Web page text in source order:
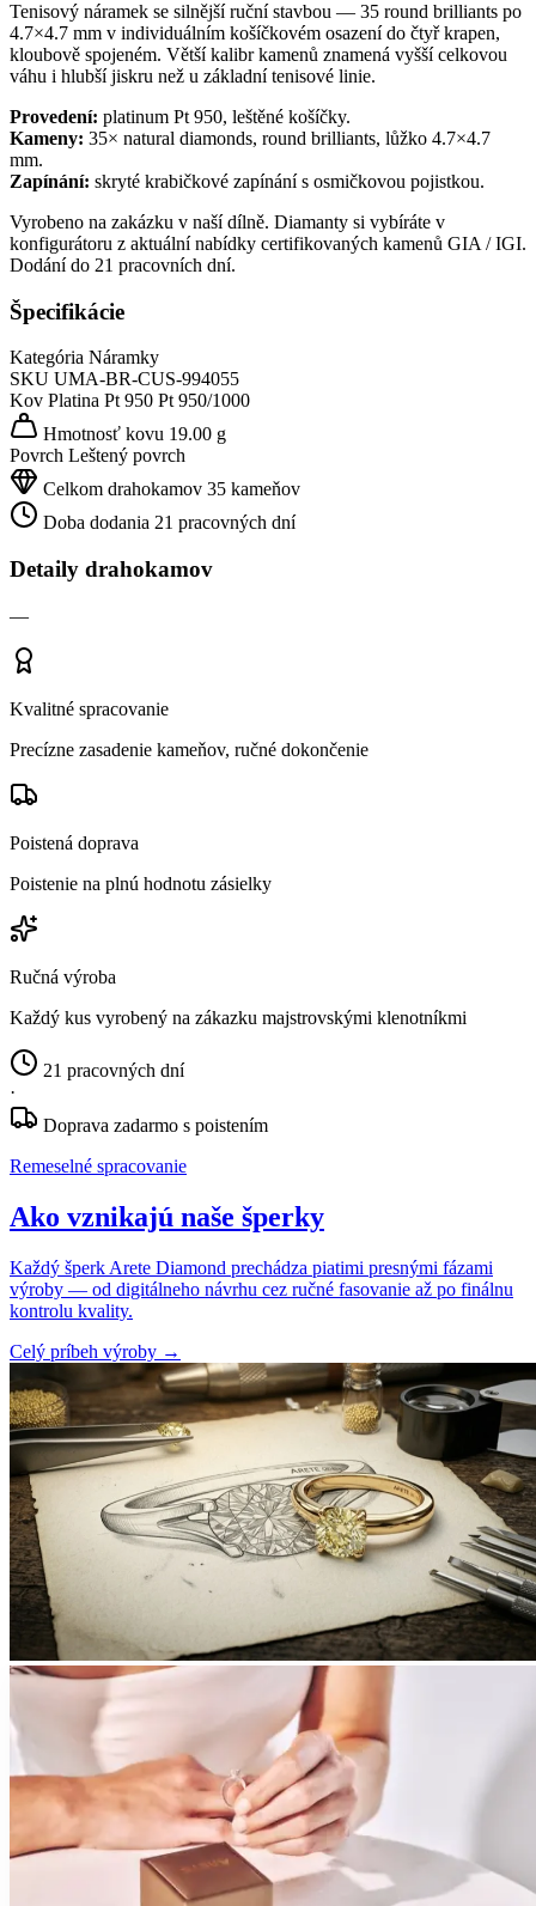
Tenisový náramek se silnější ruční stavbou — 35 round brilliants po
4.7×4.7 mm v individuálním košíčkovém osazení do čtyř krapen,
kloubově spojeném. Větší kalibr kamenů znamená vyšší celkovou
váhu i hlubší jiskru než u základní tenisové linie.
Provedení: platinum Pt 950, leštěné košíčky.
Kameny: 35× natural diamonds, round brilliants, lůžko 4.7×4.7
mm.
Zapínání: skryté krabičkové zapínání s osmičkovou pojistkou.
Vyrobeno na zakázku v naší dílně. Diamanty si vybíráte v
konfigurátoru z aktuální nabídky certifikovaných kamenů GIA / IGI.
Dodání do 21 pracovních dní.
Špecifikácie
Kategória Náramky
SKU UMA-BR-CUS-994055
Kov Platina Pt 950 Pt 950/1000
Hmotnosť kovu 19.00 g
Povrch Leštený povrch
Celkom drahokamov 35 kameňov
Doba dodania 21 pracovných dní
Detaily drahokamov
—
Kvalitné spracovanie
Precízne zasadenie kameňov, ručné dokončenie
Poistená doprava
Poistenie na plnú hodnotu zásielky
Ručná výroba
Každý kus vyrobený na zákazku majstrovskými klenotníkmi
21 pracovných dní
·
Doprava zadarmo s poistením
Remeselné spracovanie
Ako vznikajú naše šperky
Každý šperk Arete Diamond prechádza piatimi presnými fázami
výroby — od digitálneho návrhu cez ručné fasovanie až po finálnu
kontrolu kvality.
Celý príbeh výroby →